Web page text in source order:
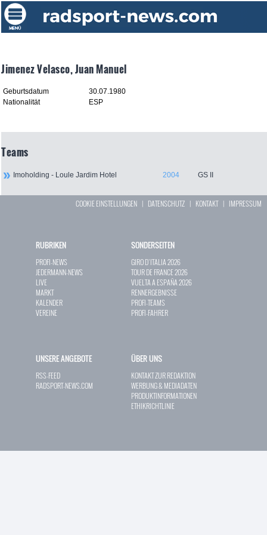
Jimenez Velasco, Juan Manuel
Geburtsdatum
30.07.1980
Nationalität
ESP
Teams
Imoholding - Loule Jardim Hotel 2004 GS II
COOKIE EINSTELLUNGEN | DATENSCHUTZ | KONTAKT| IMPRESSUM
RUBRIKEN
PROFI-NEWS
JEDERMANN-NEWS
LIVE
MARKT
KALENDER
VEREINE
SONDERSEITEN
GIRO D`ITALIA 2026
TOUR DE FRANCE 2026
VUELTA A ESPAÑA 2026
RENNERGEBNISSE
PROFI-TEAMS
PROFI-FAHRER
UNSERE ANGEBOTE
RSS-FEED
RADSPORT-NEWS.COM
ÜBER UNS
KONTAKT ZUR REDAKTION
WERBUNG & MEDIADATEN
PRODUKTINFORMATIONEN
ETHIKRICHTLINIE